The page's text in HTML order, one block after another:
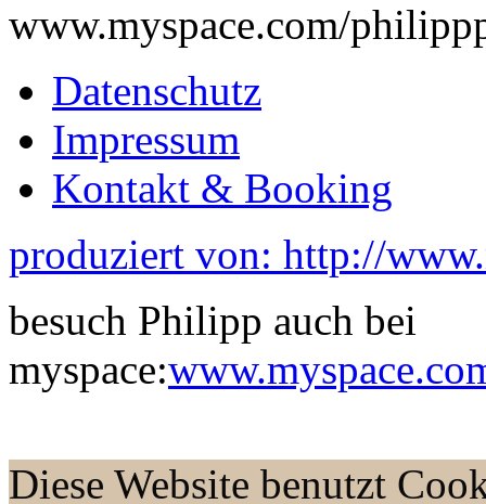
www.myspace.com/
Datenschutz
Impressum
Kontakt & Booking
produziert von: http://
besuch Philipp auch bei
myspace:
Diese Website benutzt